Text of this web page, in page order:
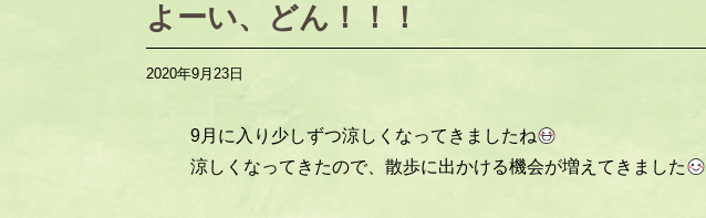
よーい、どん！！！
2020年9月23日
9月に入り少しずつ涼しくなってきましたね
涼しくなってきたので、散歩に出かける機会が増えてきました